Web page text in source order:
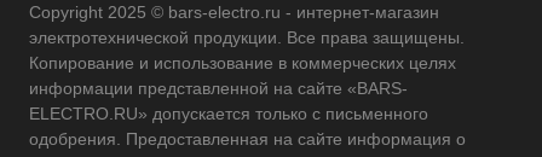
Copyright 2025 © bars-electro.ru - интернет-магазин
электротехнической продукции. Все права защищены.
Копирование и использование в коммерческих целях
информации представленной на сайте «BARS-
ELECTRO.RU» допускается только с письменного
одобрения. Предоставленная на сайте информация о